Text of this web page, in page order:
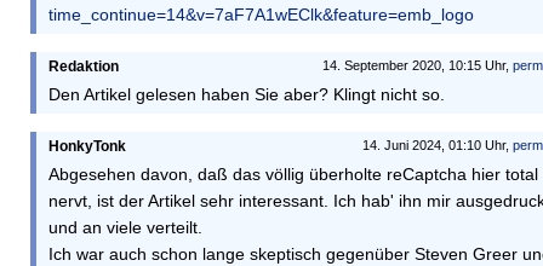
time_continue=14&v=7aF7A1wEClk&feature=emb_logo
14. September 2020, 10:15 Uhr,
Redaktion
Den Artikel gelesen haben Sie aber? Klingt nicht so.
14. Juni 2024, 01:10 Uhr,
HonkyTonk
Abgesehen davon, daß das völlig überholte reCaptcha hier total
nervt, ist der Artikel sehr interessant. Ich hab' ihn mir
und an viele verteilt.
Ich war auch schon lange skeptisch gegenüber Steven Greer